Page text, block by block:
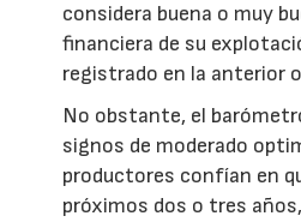
considera buena o muy
financiera de su
registrado en la anterior
No obstante, el
signos de moderado
productores confían en
próximos dos o tres